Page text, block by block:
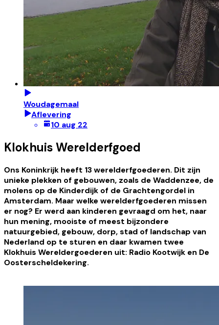
Woudagemaal
Aflevering
10 aug 22
Klokhuis Werelderfgoed
Ons Koninkrijk heeft 13 werelderfgoederen. Dit zijn
unieke plekken of gebouwen, zoals de Waddenzee, de
molens op de Kinderdijk of de Grachtengordel in
Amsterdam. Maar welke werelderfgoederen missen
er nog? Er werd aan kinderen gevraagd om het, naar
hun mening, mooiste of meest bijzondere
natuurgebied, gebouw, dorp, stad of landschap van
Nederland op te sturen en daar kwamen twee
Klokhuis Wereldergoederen uit: Radio Kootwijk en De
Oosterscheldekering.